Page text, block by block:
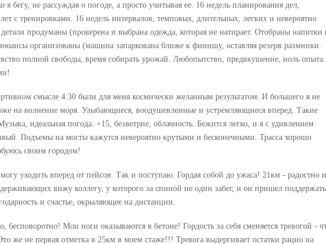
я бегу, не рассуждая о погоде, а просто учитывая ее. 16 недель планирования дел,
с тренировками. 16 недель интервалов, темповых, длительных, легких и невероятно
продуманы (проверена и выбрана одежда, которая не натирает. Отобраны напитки
организованы (машина запаркована ближе к финишу, оставляя резерв разминки.
полной свободы, время собирать урожай. Любопытство, предвкушение, ноль опыта.
смысле 4:30 были для меня космически желанным результатом. И большего я не
на волнение моря. Улыбающиеся, воодушевленные и устремляющиеся вперед. Такие
идеальная погода: +15, безветрие, облачность. Бежится легко, и я с удивлением
Подъемы на мосты кажутся невероятно крутыми и бесконечными. Трасса хорошо
своим городом!
уходить вперед от пейсов. Так и поступаю. Гордая собой до ужаса! 21км - радостно и
вижу коллегу, у которого за спиной не один забег, и он пришел поддержать
и счастье, окрыляющее на дистанции.
Мои ноги оказываются в бетоне! Гордость за себя сменяется тревогой -
же не первая отметка в 25км в моем стаже!!! Тревога выдергивает остатки рацио на